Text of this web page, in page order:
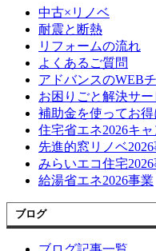
中古×リノベ
耐震と断熱
リフォームの流れ
よくあるご質問
アドバンスのWEB
お困りごと解決サー
補助金を使ってお得
住宅省エネ2026キ
先進的窓リノベ
みらいエコ住宅2026
給湯省エネ2026事業
ブログ